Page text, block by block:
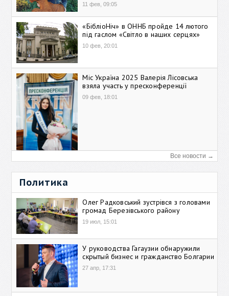
11 фев, 09:05
«БібліоНіч» в ОННБ пройде 14 лютого
під гаслом «Світло в наших серцях»
10 фев, 20:01
Міс Україна 2025 Валерія Лісовська
взяла участь у пресконференції
09 фев, 18:01
Все новости →
Политика
Олег Радковський зустрівся з головами
громад Березівського району
19 июл, 15:01
У руководства Гагаузии обнаружили
скрытый бизнес и гражданство Болгарии
27 апр, 17:31